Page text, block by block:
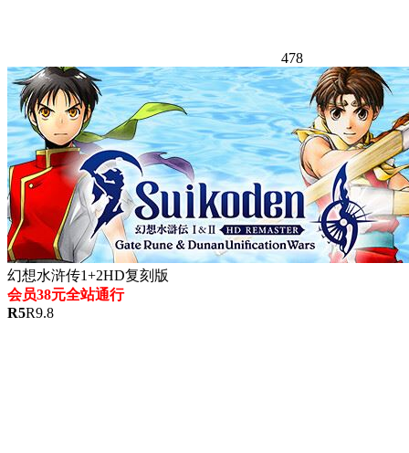
478
幻想水浒传1+2HD复刻版
会员38元全站通行
R5R9.8